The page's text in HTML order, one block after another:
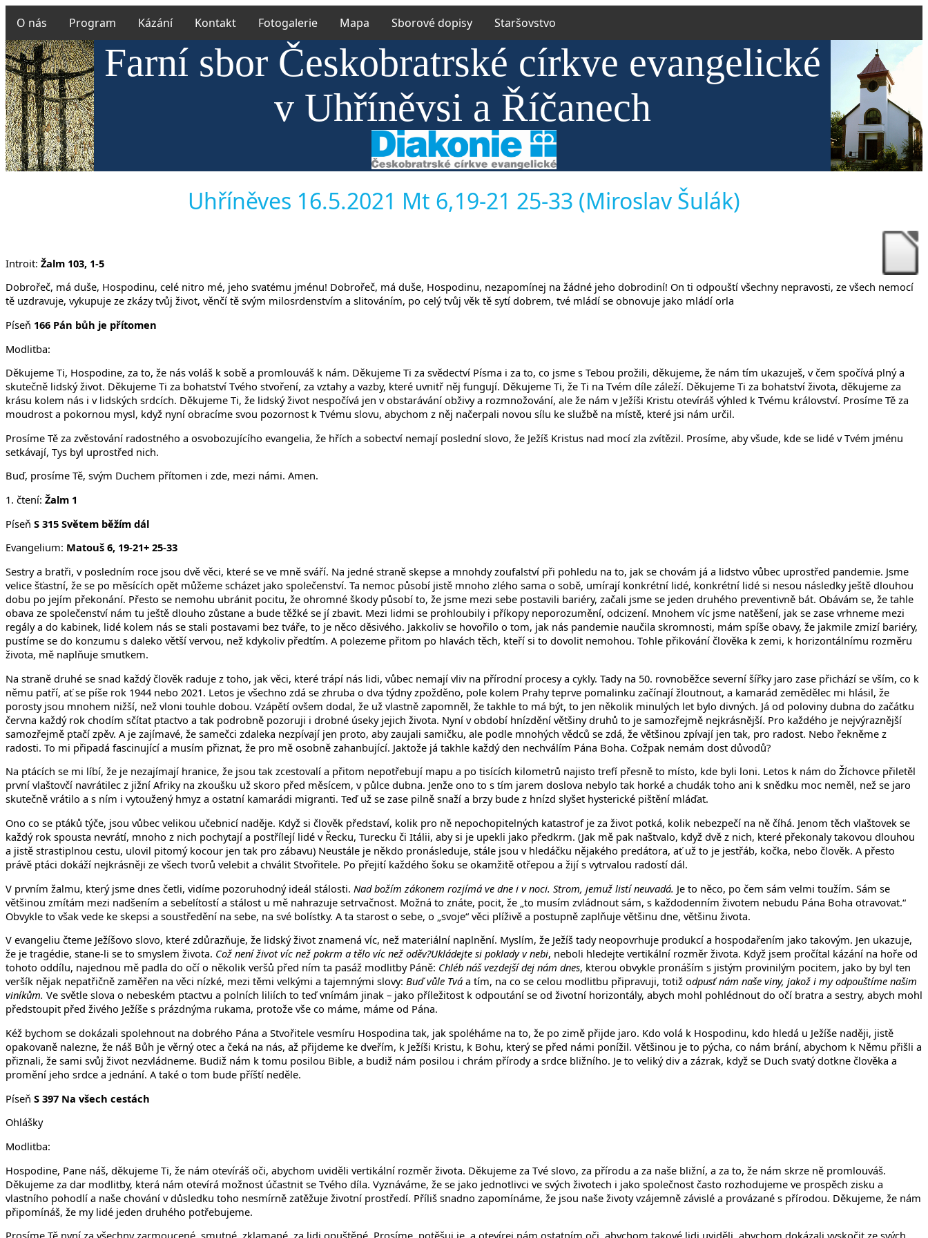
O nás Program Kázání Kontakt Fotogalerie Mapa Sborové dopisy Staršovstvo
Farní sbor Českobratrské církve evangelické
v Uhříněvsi a Říčanech
Uhříněves 16.5.2021 Mt 6,19-21 25-33 (Miroslav Šulák)
Introit: Žalm 103, 1-5
Dobrořeč, má duše, Hospodinu, celé nitro mé, jeho svatému jménu! Dobrořeč, má duše, Hospodinu, nezapomínej na žádné jeho dobrodiní! On ti odpouští všechny nepravosti, ze všech nemocí
tě uzdravuje, vykupuje ze zkázy tvůj život, věnčí tě svým milosrdenstvím a slitováním, po celý tvůj věk tě sytí dobrem, tvé mládí se obnovuje jako mládí orla
Píseň 166 Pán bůh je přítomen
Modlitba:
Děkujeme Ti, Hospodine, za to, že nás voláš k sobě a promlouváš k nám. Děkujeme Ti za svědectví Písma i za to, co jsme s Tebou prožili, děkujeme, že nám tím ukazuješ, v čem spočívá plný a
skutečně lidský život. Děkujeme Ti za bohatství Tvého stvoření, za vztahy a vazby, které uvnitř něj fungují. Děkujeme Ti, že Ti na Tvém díle záleží. Děkujeme Ti za bohatství života, děkujeme za
krásu kolem nás i v lidských srdcích. Děkujeme Ti, že lidský život nespočívá jen v obstarávání obživy a rozmnožování, ale že nám v Ježíši Kristu otevíráš výhled k Tvému království. Prosíme Tě za
moudrost a pokornou mysl, když nyní obracíme svou pozornost k Tvému slovu, abychom z něj načerpali novou sílu ke službě na místě, které jsi nám určil.
Prosíme Tě za zvěstování radostného a osvobozujícího evangelia, že hřích a sobectví nemají poslední slovo, že Ježíš Kristus nad mocí zla zvítězil. Prosíme, aby všude, kde se lidé v Tvém jménu
setkávají, Tys byl uprostřed nich.
Buď, prosíme Tě, svým Duchem přítomen i zde, mezi námi. Amen.
1. čtení: Žalm 1
Píseň S 315 Světem běžím dál
Evangelium: Matouš 6, 19-21+ 25-33
Sestry a bratři, v posledním roce jsou dvě věci, které se ve mně sváří. Na jedné straně skepse a mnohdy zoufalství při pohledu na to, jak se chovám já a lidstvo vůbec uprostřed pandemie. Jsme
velice šťastní, že se po měsících opět můžeme scházet jako společenství. Ta nemoc působí jistě mnoho zlého sama o sobě, umírají konkrétní lidé, konkrétní lidé si nesou následky ještě dlouhou
dobu po jejím překonání. Přesto se nemohu ubránit pocitu, že ohromné škody působí to, že jsme mezi sebe postavili bariéry, začali jsme se jeden druhého preventivně bát. Obávám se, že tahle
obava ze společenství nám tu ještě dlouho zůstane a bude těžké se jí zbavit. Mezi lidmi se prohloubily i příkopy neporozumění, odcizení. Mnohem víc jsme natěšení, jak se zase vrhneme mezi
regály a do kabinek, lidé kolem nás se stali postavami bez tváře, to je něco děsivého. Jakkoliv se hovořilo o tom, jak nás pandemie naučila skromnosti, mám spíše obavy, že jakmile zmizí bariéry,
pustíme se do konzumu s daleko větší vervou, než kdykoliv předtím. A polezeme přitom po hlavách těch, kteří si to dovolit nemohou. Tohle přikování člověka k zemi, k horizontálnímu rozměru
života, mě naplňuje smutkem.
Na straně druhé se snad každý člověk raduje z toho, jak věci, které trápí nás lidi, vůbec nemají vliv na přírodní procesy a cykly. Tady na 50. rovnoběžce severní šířky jaro zase přichází se vším, co k
němu patří, ať se píše rok 1944 nebo 2021. Letos je všechno zdá se zhruba o dva týdny zpožděno, pole kolem Prahy teprve pomalinku začínají žloutnout, a kamarád zemědělec mi hlásil, že
porosty jsou mnohem nižší, než vloni touhle dobou. Vzápětí ovšem dodal, že už vlastně zapomněl, že takhle to má být, to jen několik minulých let bylo divných. Já od poloviny dubna do začátku
června každý rok chodím sčítat ptactvo a tak podrobně pozoruji i drobné úseky jejich života. Nyní v období hnízdění většiny druhů to je samozřejmě nejkrásnější. Pro každého je nejvýraznější
samozřejmě ptačí zpěv. A je zajímavé, že samečci zdaleka nezpívají jen proto, aby zaujali samičku, ale podle mnohých vědců se zdá, že většinou zpívají jen tak, pro radost. Nebo řekněme z
radosti. To mi připadá fascinující a musím přiznat, že pro mě osobně zahanbující. Jaktože já takhle každý den nechválím Pána Boha. Cožpak nemám dost důvodů?
Na ptácích se mi líbí, že je nezajímají hranice, že jsou tak zcestovalí a přitom nepotřebují mapu a po tisících kilometrů najisto trefí přesně to místo, kde byli loni. Letos k nám do Žíchovce přiletěl
první vlaštovčí navrátilec z jižní Afriky na zkoušku už skoro před měsícem, v půlce dubna. Jenže ono to s tím jarem doslova nebylo tak horké a chudák toho ani k snědku moc neměl, než se jaro
skutečně vrátilo a s ním i vytoužený hmyz a ostatní kamarádi migranti. Teď už se zase pilně snaží a brzy bude z hnízd slyšet hysterické pištění mláďat.
Ono co se ptáků týče, jsou vůbec velikou učebnicí naděje. Když si člověk představí, kolik pro ně nepochopitelných katastrof je za život potká, kolik nebezpečí na ně číhá. Jenom těch vlaštovek se
každý rok spousta nevrátí, mnoho z nich pochytají a postřílejí lidé v Řecku, Turecku či Itálii, aby si je upekli jako předkrm. (Jak mě pak naštvalo, když dvě z nich, které překonaly takovou dlouhou
a jistě strastiplnou cestu, ulovil pitomý kocour jen tak pro zábavu) Neustále je někdo pronásleduje, stále jsou v hledáčku nějakého predátora, ať už to je jestřáb, kočka, nebo člověk. A přesto
právě ptáci dokáží nejkrásněji ze všech tvorů velebit a chválit Stvořitele. Po přejití každého šoku se okamžitě otřepou a žijí s vytrvalou radostí dál.
V prvním žalmu, který jsme dnes četli, vidíme pozoruhodný ideál stálosti. Nad božím zákonem rozjímá ve dne i v noci. Strom, jemuž listí neuvadá. Je to něco, po čem sám velmi toužím. Sám se
většinou zmítám mezi nadšením a sebelítostí a stálost u mě nahrazuje setrvačnost. Možná to znáte, pocit, že „to musím zvládnout sám, s každodenním životem nebudu Pána Boha otravovat.“
Obvykle to však vede ke skepsi a soustředění na sebe, na své bolístky. A ta starost o sebe, o „svoje“ věci plíživě a postupně zaplňuje většinu dne, většinu života.
V evangeliu čteme Ježíšovo slovo, které zdůrazňuje, že lidský život znamená víc, než materiální naplnění. Myslím, že Ježíš tady neopovrhuje produkcí a hospodařením jako takovým. Jen ukazuje,
že je tragédie, stane-li se to smyslem života. Což není život víc než pokrm a tělo víc než oděv?Ukládejte si poklady v nebi, neboli hledejte vertikální rozměr života. Když jsem pročítal kázání na hoře od
tohoto oddílu, najednou mě padla do očí o několik veršů před ním ta pasáž modlitby Páně: Chléb náš vezdejší dej nám dnes, kterou obvykle pronáším s jistým provinilým pocitem, jako by byl ten
veršík nějak nepatřičně zaměřen na věci nízké, mezi těmi velkými a tajemnými slovy: Buď vůle Tvá a tím, na co se celou modlitbu připravuji, totiž odpusť nám naše viny, jakož i my odpouštíme našim
viníkům. Ve světle slova o nebeském ptactvu a polních liliích to teď vnímám jinak – jako příležitost k odpoutání se od životní horizontály, abych mohl pohlédnout do očí bratra a sestry, abych mohl
předstoupit před živého Ježíše s prázdnýma rukama, protože vše co máme, máme od Pána.
Kéž bychom se dokázali spolehnout na dobrého Pána a Stvořitele vesmíru Hospodina tak, jak spoléháme na to, že po zimě přijde jaro. Kdo volá k Hospodinu, kdo hledá u Ježíše naději, jistě
opakovaně nalezne, že náš Bůh je věrný otec a čeká na nás, až přijdeme ke dveřím, k Ježíši Kristu, k Bohu, který se před námi ponížil. Většinou je to pýcha, co nám brání, abychom k Němu přišli a
přiznali, že sami svůj život nezvládneme. Budiž nám k tomu posilou Bible, a budiž nám posilou i chrám přírody a srdce bližního. Je to veliký div a zázrak, když se Duch svatý dotkne člověka a
promění jeho srdce a jednání. A také o tom bude příští neděle.
Píseň S 397 Na všech cestách
Ohlášky
Modlitba:
Hospodine, Pane náš, děkujeme Ti, že nám otevíráš oči, abychom uviděli vertikální rozměr života. Děkujeme za Tvé slovo, za přírodu a za naše bližní, a za to, že nám skrze ně promlouváš.
Děkujeme za dar modlitby, která nám otevírá možnost účastnit se Tvého díla. Vyznáváme, že se jako jednotlivci ve svých životech i jako společnost často rozhodujeme ve prospěch zisku a
vlastního pohodlí a naše chování v důsledku toho nesmírně zatěžuje životní prostředí. Příliš snadno zapomínáme, že jsou naše životy vzájemně závislé a provázané s přírodou. Děkujeme, že nám
připomínáš, že my lidé jeden druhého potřebujeme.